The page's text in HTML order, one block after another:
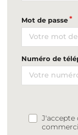
Mot de passe
Numéro de
J'accepte